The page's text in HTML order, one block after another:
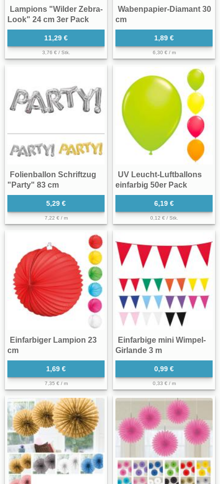
Lampions "Wilder Zebra-
Look" 24 cm 3er Pack
11,29 €
3,76 € / Stk.
Wabenpapier-Diamant 30
cm
1,89 €
6,30 € / m
Folienballon Schriftzug
"Party" 83 cm
5,29 €
7,22 € / m
UV Leucht-Luftballons
einfarbig 50er Pack
6,19 €
0,12 € / Stk.
Einfarbiger Lampion 23
cm
1,69 €
7,35 € / m
Einfarbige mini Wimpel-
Girlande 3 m
0,99 €
0,33 € / m